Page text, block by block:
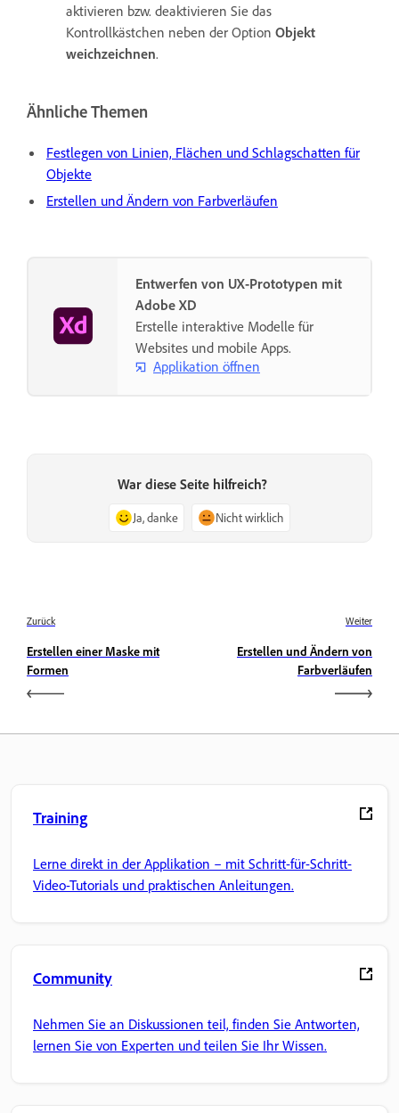
aktivieren bzw. deaktivieren Sie das
Kontrollkästchen neben der Option Objekt
weichzeichnen.
Ähnliche Themen
Festlegen von Linien, Flächen und Schlagschatten für
Objekte
Erstellen und Ändern von Farbverläufen
Entwerfen von UX-Prototypen mit
Adobe XD
Erstelle interaktive Modelle für
Websites und mobile Apps.
Applikation öffnen
War diese Seite hilfreich?
Ja, danke Nicht wirklich
Zurück
Erstellen einer Maske mit
Formen
Weiter
Erstellen und Ändern von
Farbverläufen
Training
Lerne direkt in der Applikation – mit Schritt-für-Schritt-
Video-Tutorials und praktischen Anleitungen.
Community
Nehmen Sie an Diskussionen teil, finden Sie Antworten,
lernen Sie von Experten und teilen Sie Ihr Wissen.